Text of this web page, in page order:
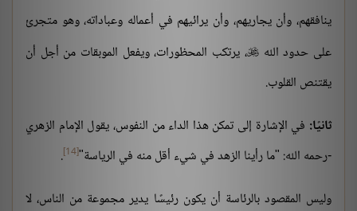
ينافقهم، وأن يجاريهم، وأن يرائيهم في أعماله وعباداته، وهو متجرئ
على حدود الله، يرتكب المحظورات، ويفعل الموبقات من أجل أن
يقتنص القلوب.
ثانيًا: في الإشارة إلى تمكن هذا الداء من النفوس، يقول الإمام الزهري
-رحمه الله: "ما رأينا الزهد في شيء أقل منه في الرياسة"[14]
.
وليس المقصود بالرئاسة أن يكون رئيسًا يدير مجموعة من الناس، لا